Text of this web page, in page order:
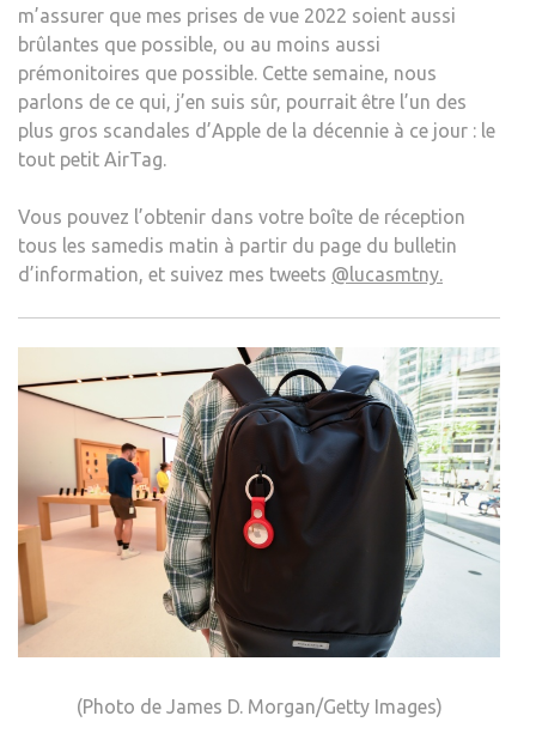
m’assurer que mes prises de vue 2022 soient aussi
brûlantes que possible, ou au moins aussi
prémonitoires que possible. Cette semaine, nous
parlons de ce qui, j’en suis sûr, pourrait être l’un des
plus gros scandales d’Apple de la décennie à ce jour : le
tout petit AirTag.
Vous pouvez l’obtenir dans votre boîte de réception
tous les samedis matin à partir du page du bulletin
d’information, et suivez mes tweets @lucasmtny.
(Photo de James D. Morgan/Getty Images)